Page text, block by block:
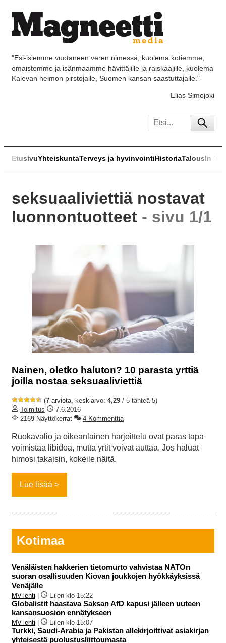
"Esi-isiemme vuotaneen veren nimessä, kuolema kotiemme,
omaistemme ja isänmaamme hävittäjille ja raiskaajille, kuolema
Kalevan heimon pirstojalle, Suomen kansan saastuttajalle."
Elias Simojoki
EtusivuYhteiskuntaTerveys ja hyvinvointiHistoriaTalousIn
seksuaaliviettiä nostavat
luonnontuotteet - sivu 1/1
Nainen, oletko haluton? 10 parasta yrttiä
joilla nostaa seksuaaliviettiä
(7 arviota, keskiarvo: 4,29 / 5 tähteä 5)
Toimitus
7.6.2016
2169 Näyttökerrat
4 Kommenttia
Ruokavalio ja oikeanlainen harjoittelu ovat paras tapa
voimistaa libidoa, mutta yrtit voivat auttaa. Jos haluat
himosi takaisin, kokeile näitä.
Lue lisää
Kotimaa
Venäläisten hakkerien tietomurto vahvistaa NATOn
suoran osallisuuden Kiovan joukkojen hyökkäyksissä
Venäjälle
MV-lehti Eilen klo 15:22
Globalistit haastava Saksan AfD kapusi jälleen uuteen
kansansuosion ennätykseen
MV-lehti Eilen klo 15:07
Turkki, Saudi-Arabia ja Pakistan allekirjoittivat asiakirjan
yhteisestä puolustusliittoumasta